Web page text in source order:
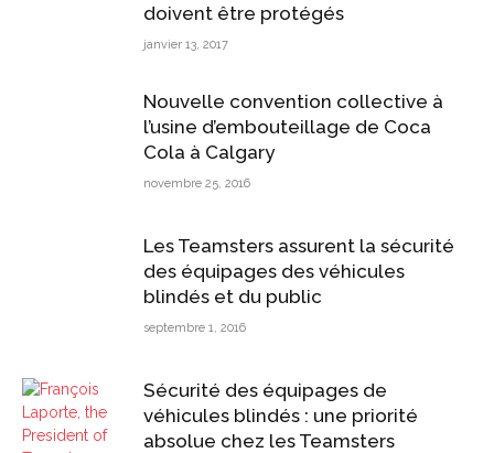
doivent être protégés
janvier 13, 2017
Nouvelle convention collective à
l’usine d’embouteillage de Coca
Cola à Calgary
novembre 25, 2016
Les Teamsters assurent la sécurité
des équipages des véhicules
blindés et du public
septembre 1, 2016
Sécurité des équipages de
véhicules blindés : une priorité
absolue chez les Teamsters